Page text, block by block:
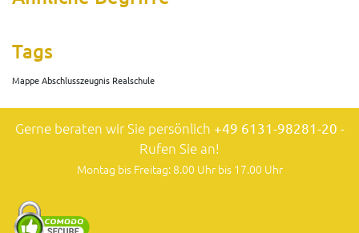
Tags
Mappe Abschlusszeugnis Realschule
Gerne beraten wir Sie persönlich +49 6131-98281-20 -
Rufen Sie an!
Montag bis Freitag: 8.00 Uhr bis 17.00 Uhr